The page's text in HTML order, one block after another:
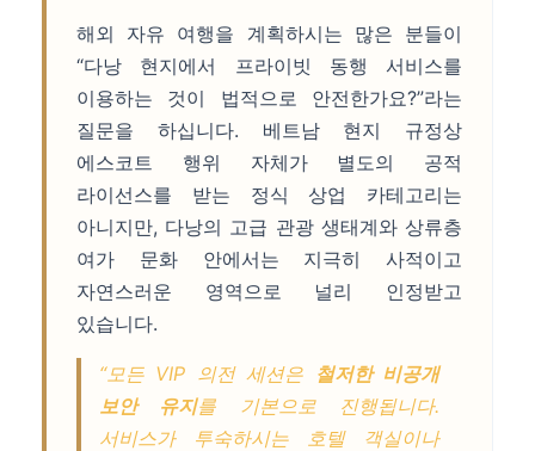
해외 자유 여행을 계획하시는 많은 분들이
“다낭 현지에서 프라이빗 동행 서비스를
이용하는 것이 법적으로 안전한가요?”라는
질문을 하십니다. 베트남 현지 규정상
에스코트 행위 자체가 별도의 공적
라이선스를 받는 정식 상업 카테고리는
아니지만, 다낭의 고급 관광 생태계와 상류층
여가 문화 안에서는 지극히 사적이고
자연스러운 영역으로 널리 인정받고
있습니다.
“모든 VIP 의전 세션은 철저한 비공개
보안 유지를 기본으로 진행됩니다.
서비스가 투숙하시는 호텔 객실이나